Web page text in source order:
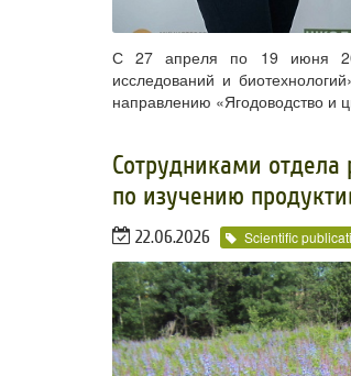
С 27 апреля по 19 июня
исследований и
направлению «Ягодоводство и
​Сотрудниками
по изучению
22.06.2026 Scientific